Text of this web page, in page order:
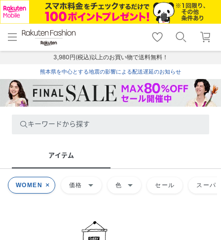
menu home
トップ
shopping_cart lock_outline
ログイン
3,980円(税込)以上のお買い物で送料無料！
熊本県を中心とする地震の影響による配送遅延のお知らせ
キーワードから探す
アイテム
WOMEN 価格 arrow_drop_down 色 arrow_drop_down セール スーパ